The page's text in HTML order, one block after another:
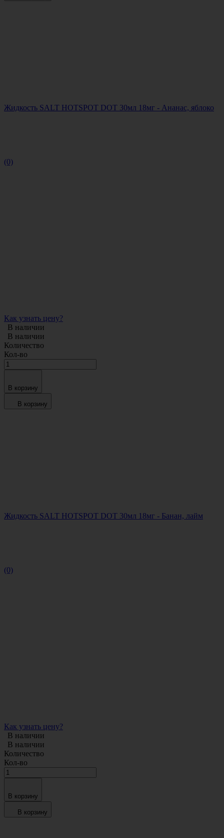
Жидкость SALT HOTSPOT DOT 30мл 18мг - Ананас, яблоко
(0)
Как узнать цену?
В наличии
В наличии
Количество
Кол-во
В корзину
В корзину
Жидкость SALT HOTSPOT DOT 30мл 18мг - Банан, лайм
(0)
Как узнать цену?
В наличии
В наличии
Количество
Кол-во
В корзину
В корзину